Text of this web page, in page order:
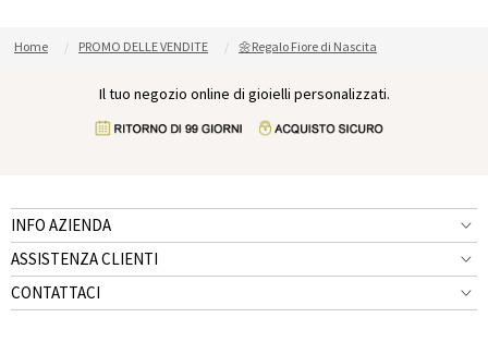
Home PROMO DELLE VENDITE 🌼Regalo Fiore di Nascita
Il tuo negozio online di gioielli personalizzati.
INFO AZIENDA
ASSISTENZA CLIENTI
CONTATTACI